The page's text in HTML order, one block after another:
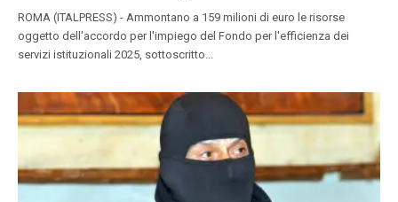
ROMA (ITALPRESS) - Ammontano a 159 milioni di euro le risorse
oggetto dell'accordo per l'impiego del Fondo per l'efficienza dei
servizi istituzionali 2025, sottoscritto...